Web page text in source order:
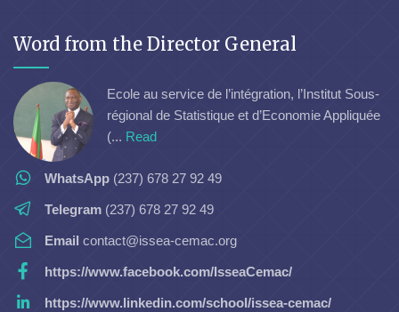
Word from the Director General
Ecole au service de l’intégration, l’Institut Sous-
régional de Statistique et d’Economie Appliquée
(... Read
WhatsApp (237) 678 27 92 49
Telegram (237) 678 27 92 49
Email contact@issea-cemac.org
https://www.facebook.com/IsseaCemac/
https://www.linkedin.com/school/issea-cemac/